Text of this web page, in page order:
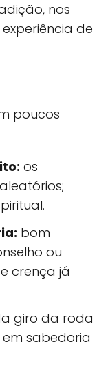
nos
de
poucos
os
bom
ou
crença já
giro da roda
sabedoria